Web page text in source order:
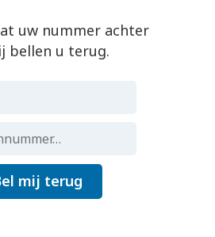
uw nummer achter
bellen u terug.
mij terug